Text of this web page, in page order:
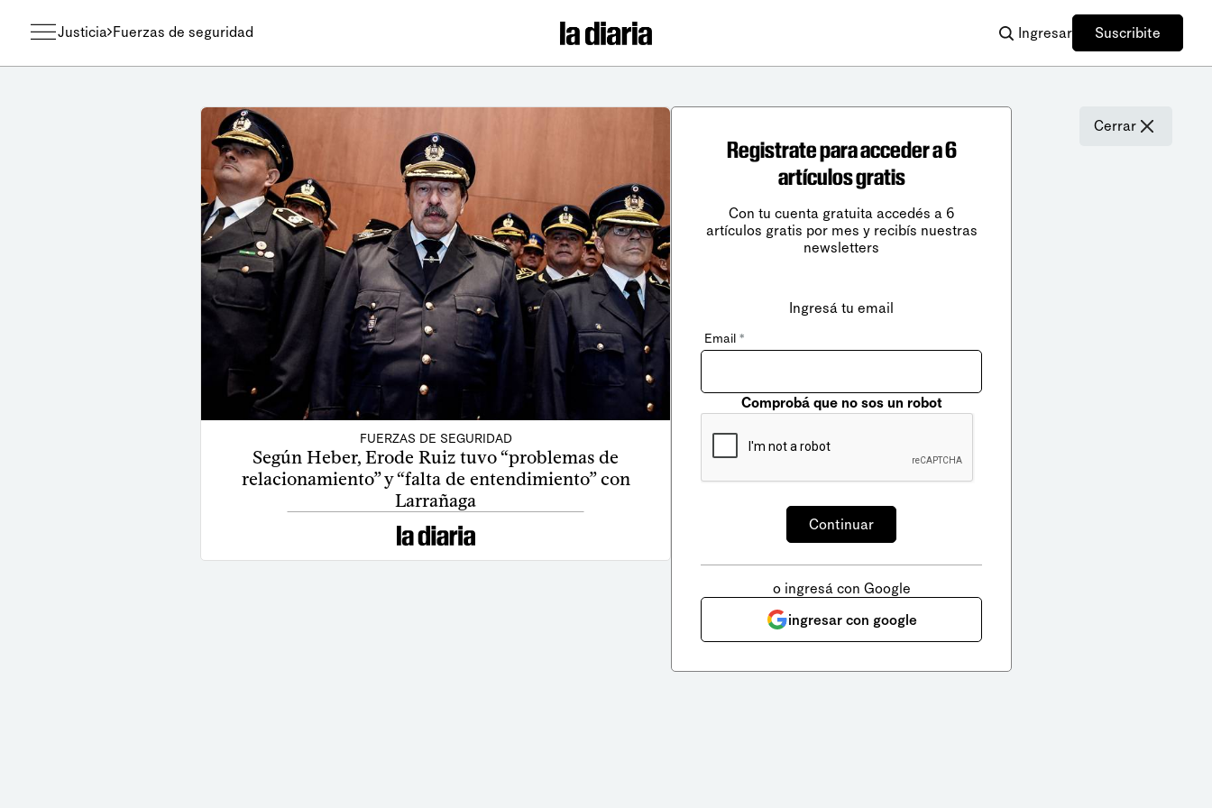
Justicia Fuerzas de seguridad Ingresar Suscribite
FUERZAS DE SEGURIDAD
Según Heber, Erode Ruiz tuvo “problemas de
relacionamiento” y “falta de entendimiento” con
Larrañaga
Cerrar
Registrate para acceder a 6
artículos gratis
Con tu cuenta gratuita accedés a 6
artículos gratis por mes y recibís nuestras
newsletters
Ingresá tu email
Email *
Comprobá que no sos un robot
o ingresá con Google
ingresar con google